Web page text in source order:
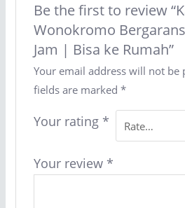
Be the first to review
Wonokromo
Jam | Bisa ke Rumah”
Your email address will not be
fields are marked *
Your rating *
Your review *